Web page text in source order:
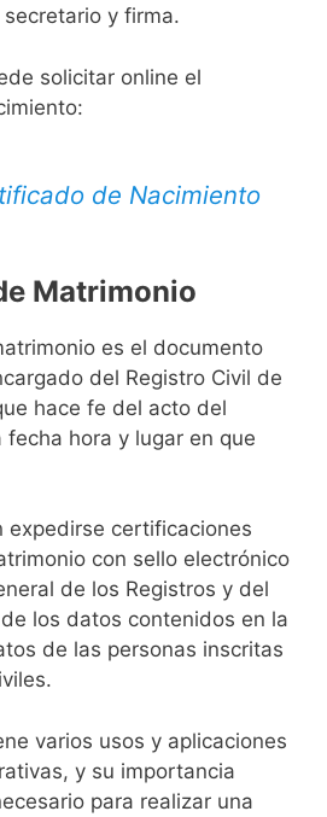
y firma.
solicitar online el
de Nacimiento
Matrimonio
es el documento
del Registro Civil de
hace fe del acto del
hora y lugar en que
expedirse certificaciones
con sello electrónico
de los Registros y del
los datos contenidos en la
de las personas inscritas
varios usos y aplicaciones
y su importancia
para realizar una